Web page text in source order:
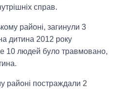
справ.
районі, загинули 3
дитина 2012 року
10 людей було травмовано,
районі постраждали 2